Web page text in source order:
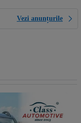
Vezi anunțurile